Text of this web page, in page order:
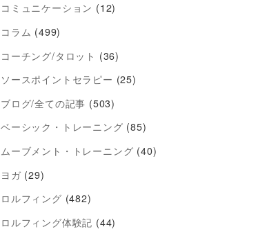
コミュニケーション (12)
コラム (499)
コーチング/タロット (36)
ソースポイントセラピー (25)
ブログ/全ての記事 (503)
ベーシック・トレーニング (85)
ムーブメント・トレーニング (40)
ヨガ (29)
ロルフィング (482)
ロルフィング体験記 (44)